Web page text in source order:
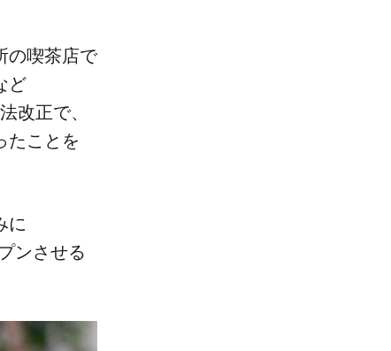
の​喫茶店で​
ど​
改正で、​
た​ことを​
に​
ンさせる​